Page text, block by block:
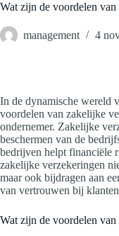
Wat zijn de voordelen
management 4
In de dynamische wereld
voordelen van zakelijke
ondernemer. Zakelijke
beschermen van de
bedrijven helpt financiële
zakelijke verzekeringen
maar ook bijdragen aan
van vertrouwen bij
Wat zijn de voordelen